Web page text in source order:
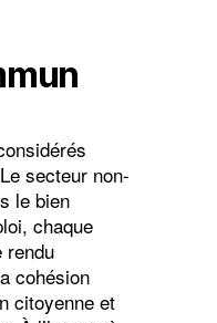
secteur non-
le bien
chaque
rendu
cohésion
citoyenne et